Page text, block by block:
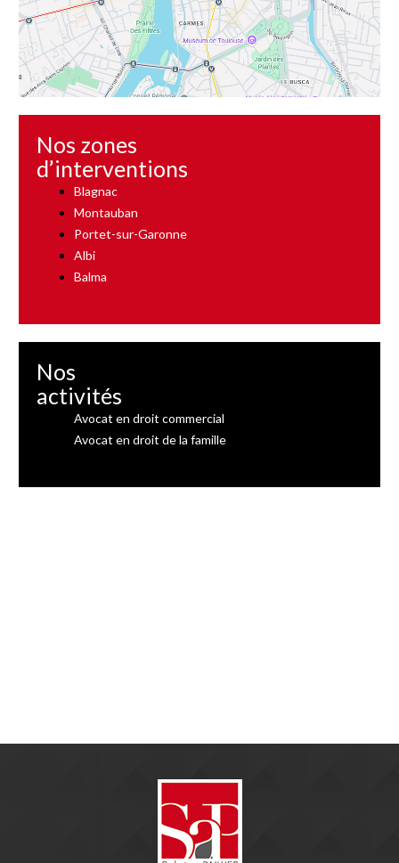
Nos zones
d’interventions
Blagnac
Montauban
Portet-sur-Garonne
Albi
Balma
Nos
activités
Avocat en droit commercial
Avocat en droit de la famille